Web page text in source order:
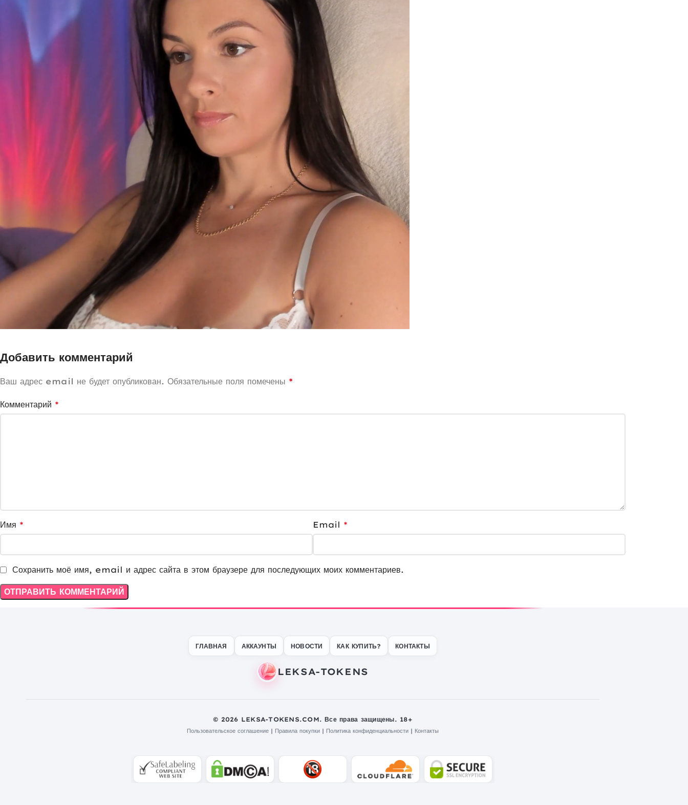
Добавить комментарий
Ваш адрес email не будет опубликован. Обязательные поля помечены *
Комментарий *
Имя * Email *
Сохранить моё имя, email и адрес сайта в этом браузере для последующих моих комментариев.
ГЛАВНАЯ АККАУНТЫ НОВОСТИ КАК КУПИТЬ? КОНТАКТЫ
© 2026 LEKSA-TOKENS.COM. Все права защищены. 18+
Пользовательское соглашение | Правила покупки | Политика конфиденциальности | Контакты